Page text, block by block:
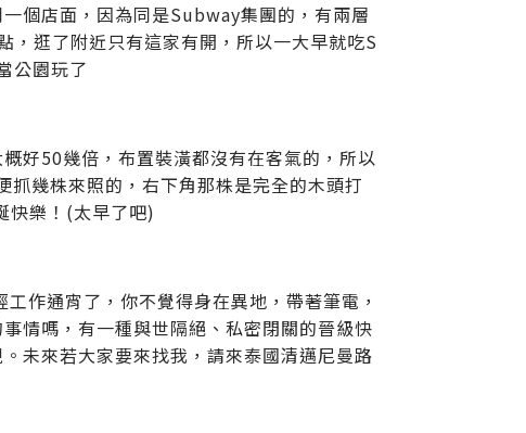
個店面，因為同是Subway集團的，有兩層
，逛了附近只有這家有開，所以一大早就吃S
公園玩了
好50幾倍，布置裝潢都沒有在客氣的，所以
抓幾株來照的，右下角那株是完全的木頭打
快樂！(太早了吧)
作通宵了，你不覺得身在異地，帶著筆電，
情嗎，有一種與世隔絕、私密閉關的晉級快
未來若大家要來找我，請來泰國清邁尼曼路